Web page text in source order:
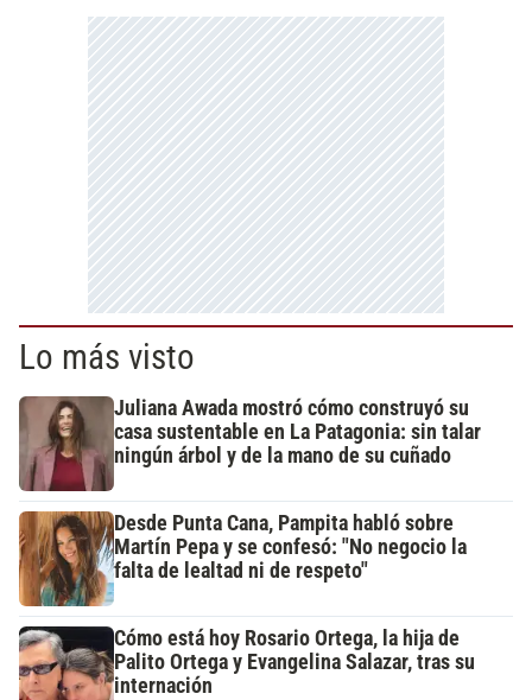
Lo más visto
Juliana Awada mostró cómo construyó su
casa sustentable en La Patagonia: sin talar
ningún árbol y de la mano de su cuñado
Desde Punta Cana, Pampita habló sobre
Martín Pepa y se confesó: "No negocio la
falta de lealtad ni de respeto"
Cómo está hoy Rosario Ortega, la hija de
Palito Ortega y Evangelina Salazar, tras su
internación